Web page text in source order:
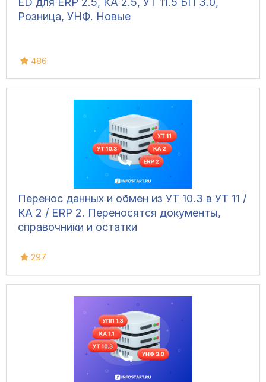
Розница, УНФ. Новые
486
Перенос данных и обмен из УТ 10.3 в УТ 11 /
КА 2 / ERP 2. Переносятся документы,
справочники и остатки
297